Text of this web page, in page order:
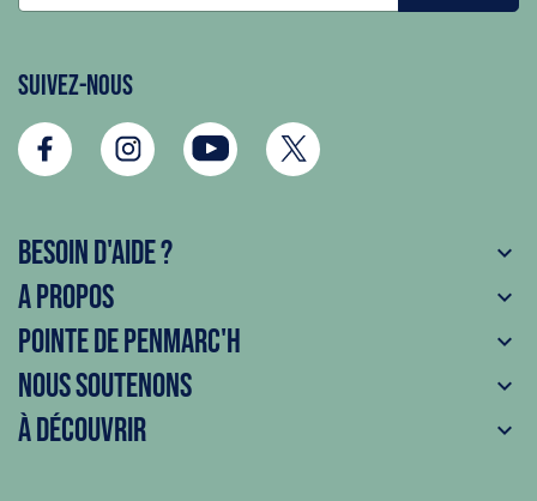
Suivez-nous
Besoin d'aide ? 
A propos 
Pointe de Penmarc'h 
Nous soutenons 
À découvrir 